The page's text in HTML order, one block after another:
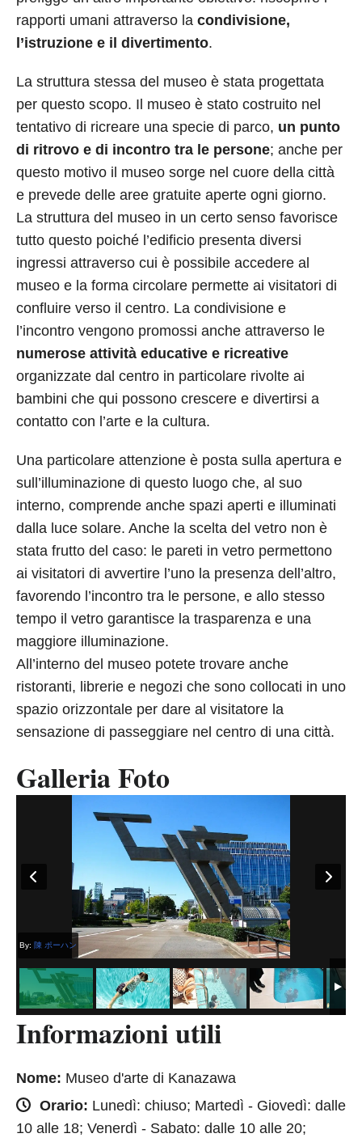
rapporti umani attraverso la condivisione,
l’istruzione e il divertimento.
La struttura stessa del museo è stata progettata
per questo scopo. Il museo è stato costruito nel
tentativo di ricreare una specie di parco, un punto
di ritrovo e di incontro tra le persone; anche per
questo motivo il museo sorge nel cuore della città
e prevede delle aree gratuite aperte ogni giorno.
La struttura del museo in un certo senso favorisce
tutto questo poiché l’edificio presenta diversi
ingressi attraverso cui è possibile accedere al
museo e la forma circolare permette ai visitatori di
confluire verso il centro. La condivisione e
l’incontro vengono promossi anche attraverso le
numerose attività educative e ricreative
organizzate dal centro in particolare rivolte ai
bambini che qui possono crescere e divertirsi a
contatto con l’arte e la cultura.
Una particolare attenzione è posta sulla apertura e
sull’illuminazione di questo luogo che, al suo
interno, comprende anche spazi aperti e illuminati
dalla luce solare. Anche la scelta del vetro non è
stata frutto del caso: le pareti in vetro permettono
ai visitatori di avvertire l’uno la presenza dell’altro,
favorendo l’incontro tra le persone, e allo stesso
tempo il vetro garantisce la trasparenza e una
maggiore illuminazione.
All’interno del museo potete trovare anche
ristoranti, librerie e negozi che sono collocati in uno
spazio orizzontale per dare al visitatore la
sensazione di passeggiare nel centro di una città.
Galleria Foto
By: 陳 ポーハン
Informazioni utili
Nome: Museo d'arte di Kanazawa
Orario: Lunedì: chiuso; Martedì - Giovedì: dalle
10 alle 18; Venerdì - Sabato: dalle 10 alle 20;